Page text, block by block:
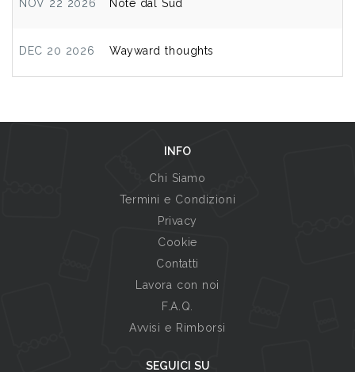
NOV 22 2026 Note dal Sud
DEC 20 2026 Wayward thoughts
INFO
Chi Siamo
Termini e Condizioni
Privacy
Cookie
Contatti
Lavora con noi
F.A.Q.
Avvisi e Rimborsi
SEGUICI SU